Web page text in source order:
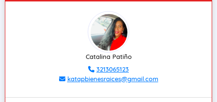
Catalina Patiño
3213065123
katapbienesraices@gmail.com